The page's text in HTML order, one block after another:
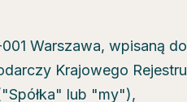
Warszawa, wpisaną do
Krajowego Rejestru
lub "my"),